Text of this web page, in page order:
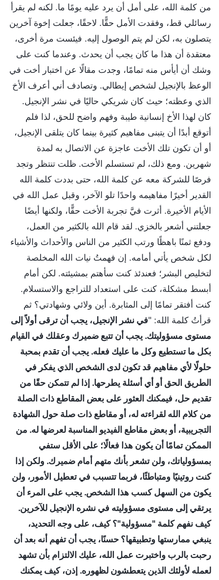
من كلمة الله، على أمل أن يرد عليه يومًا ما. لكنه لم يقرأ
رسائلي قط، وفقدت الأمل حقًّا. لاحقًا، جعلت إخوة آخرين
يتصلون به، لكن لم يتم الوصول إليه. فيئست مرة أخرى،
معتقدة أن هذا ما كان يجب أن يحدث. وعندما كنت على
وشك أن أيأس منه تمامًا، وجدت مقالًا عن اختبار أخت في
الوعظ بالإنجيل لشخص إيطالي. وتصادف أني أعرف الأخ
الذي وعظته؛ حيث كان شريكي حاليًا في نشر الإنجيل.
كان لهذا الأخ إنسانية طيبة وفهم واضح للحق، لذا فلم
أتوقع أبدًا أن يتبنى مفاهيم كثيرة بينما كان يتلقى الإنجيل،
أو أن تكون تلك الأخت عاجزة عن الاتصال به لمدة
شهرين. ومع ذلك، لم تستسلم الأخت. ظلت تنتظر وتجد
فرصًا للشركة معه عن كلمة الله، حتى بددت كلمة الله
القدير أخيرًا مفاهيمه واحدًا تلو الآخر، وقبل عمل الله في
الأيام الأخيرة. أثرت فيَّ تجربة الأخت حقًّا، ولكنها أيضًا
جعلتني أشعر بالخزي. لقد قام الله بالكثير من العمل،
ودفع ثمنًا باهظًا ورتب الكثير من الناس والأحداث والأشياء
لكل شخص يأتي أمامه. إن فهمتُ نيات الله المخلصة
لتخليص البشر؛ فعندئذ كنت سأهتم بمشيئته. لكن أمام
أبسط مشكلة، كنت على استعداد للتراجع والاستسلام.
كنت أفتقر تمامًا إلى المثابرة. أين ولائي وشهادتي؟ ثم
قرأتُ كلمة الله: "في نشر الإنجيل، يجب أن ترقى أولاً إلى
مستوى مسؤوليتك. يجب أن تتبع ضميرك وعقلك في القيام
بكل ما تستطيع وكل ما عليك فعله. يجب أن تقدم بمحبة
حلولًا لأي مفاهيم قد تكون لدى الشخص الذي يفكر في
الطريق الحق أو أي أسئلة يطرحها. إذا لم تتمكن حقًا من
تقديم حل، فيمكنك العثور على بعض المقاطع ذات الصلة
من كلام الله لقراءته له، أو مقاطع ذات صلة حول الشهادة
التجريبية، أو بعض مقاطع الفيديو المناسبة لعرضها له. من
الممكن تمامًا أن يكون هذا فعالًا؛ على الأقل ستفي
بمسؤولياتك، ولن تشعر بأنك متهم أمام ضميرك. ولكن إذا
كنت روتينيًا ومتباطئًا، فربما تتسبب في تعطيل الأمور، ولن
يكون من السهل كسب هذا الشخص. يجب على المرء أن
يرتقي إلى مستوى مسؤوليته في نشره الإنجيل للآخرين.
كيف نفهم كلمة "مسؤولية"؟ كيف، على وجه التحديد،
ينبغي ممارستها وتطبيقها؟ حسنًا، يجب أن تفهم أنه بعد أن
رحبت بالرب واختبرت عمل الله، عليك الالتزام بأن تشهد
لعمله لأولئك الذين يتعطشون لظهوره. إذن، كيف يمكنك